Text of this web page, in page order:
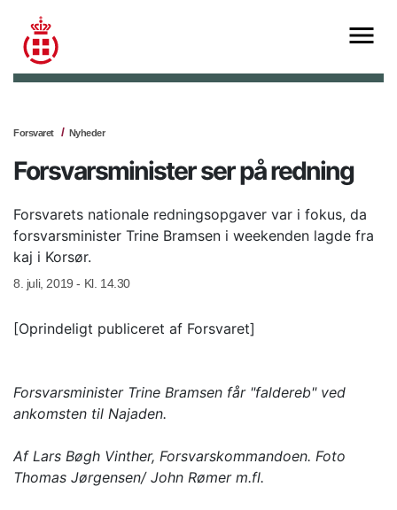
Forsvaret Nyheder
Forsvarsminister ser på redning
Forsvarets nationale redningsopgaver var i fokus, da
forsvarsminister Trine Bramsen i weekenden lagde fra
kaj i Korsør.
8. juli, 2019 - Kl. 14.30
[Oprindeligt publiceret af Forsvaret]
Forsvarsminister Trine Bramsen får "faldereb" ved
ankomsten til Najaden.
Af Lars Bøgh Vinther, Forsvarskommandoen. Foto
Thomas Jørgensen/ John Rømer m.fl.